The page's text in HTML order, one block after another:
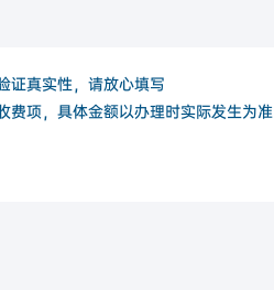
证真实性，请放心填写
费项，具体金额以办理时实际发生为准